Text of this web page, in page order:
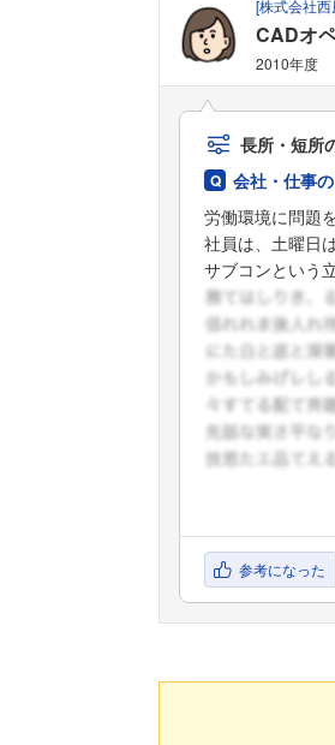
[株式会社
CADオ
2010年度
長所・短所
会社・仕事
労働環境に問題
社員は、土曜日
サブコンという
参考になった